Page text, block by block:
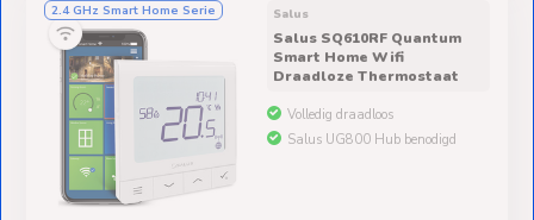
2.4 GHz Smart Home Serie Salus
Salus SQ610RF Quantum
Smart Home Wifi
Draadloze Thermostaat
Volledig draadloos
Salus UG800 Hub benodigd